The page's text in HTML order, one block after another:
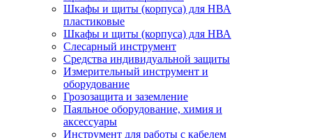
Шкафы и щиты (корпуса) для НВА
пластиковые
Шкафы и щиты (корпуса) для НВА
Слесарный инструмент
Средства индивидуальной защиты
Измерительный инструмент и
оборудование
Грозозащита и заземление
Паяльное оборудование, химия и
аксессуары
Инструмент для работы с кабелем